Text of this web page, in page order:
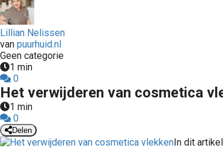
Lillian Nelissen
van puurhuid.nl
Geen categorie
1 min
0
Het verwijderen van cosmetica
1 min
0
Delen
In dit